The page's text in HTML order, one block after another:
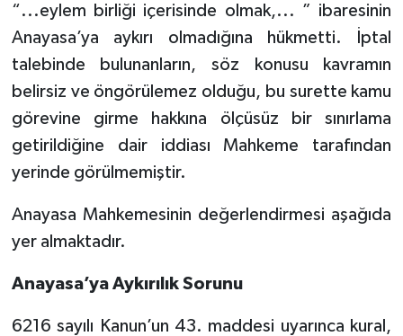
“...eylem birliği içerisinde olmak,... ” ibaresinin
Anayasa’ya aykırı olmadığına hükmetti. İptal
talebinde bulunanların, söz konusu kavramın
belirsiz ve öngörülemez olduğu, bu surette kamu
görevine girme hakkına ölçüsüz bir sınırlama
getirildiğine dair iddiası Mahkeme tarafından
yerinde görülmemiştir.
Anayasa Mahkemesinin değerlendirmesi aşağıda
yer almaktadır.
Anayasa’ya Aykırılık Sorunu
6216 sayılı Kanun’un 43. maddesi uyarınca kural,